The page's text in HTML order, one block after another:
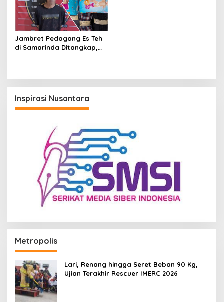
Jambret Pedagang Es Teh
di Samarinda Ditangkap,
Inspirasi Nusantara
Metropolis
Lari, Renang hingga Seret Beban 90 Kg,
Ujian Terakhir Rescuer IMERC 2026